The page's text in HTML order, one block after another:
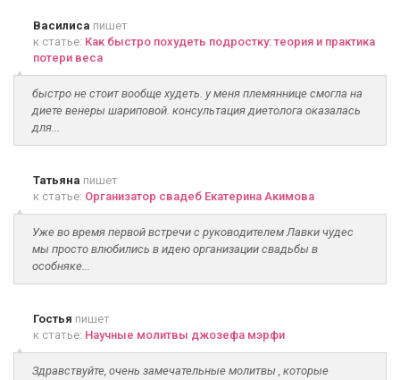
Василиса пишет
к статье: Как быстро похудеть подростку: теория и практика
потери веса
быстро не стоит вообще худеть. у меня племяннице смогла на
диете венеры шариповой. консультация диетолога оказалась
для...
Татьяна пишет
к статье: Организатор свадеб Екатерина Акимова
Уже во время первой встречи с руководителем Лавки чудес
мы просто влюбились в идею организации свадьбы в
особняке...
Гостья пишет
к статье: Научные молитвы джозефа мэрфи
Здравствуйте, очень замечательные молитвы , которые